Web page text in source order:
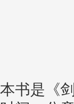
本书是《